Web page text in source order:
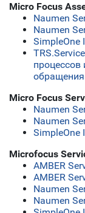
Micro Focus
Naumen
Naumen
SimpleOne
процессов
Micro Focus
Naumen
Naumen
SimpleOne
Microfocus
AMBER
AMBER
Naumen
Naumen